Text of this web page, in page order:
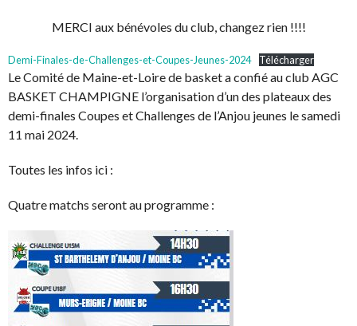
MERCI aux bénévoles du club, changez rien !!!!
Demi-Finales-de-Challenges-et-Coupes-Jeunes-2024 Télécharger
Le Comité de Maine-et-Loire de basket a confié au club AGC
BASKET CHAMPIGNE l’organisation d’un des plateaux des
demi-finales Coupes et Challenges de l’Anjou jeunes le samedi
11 mai 2024.
Toutes les infos ici :
Quatre matchs seront au programme :